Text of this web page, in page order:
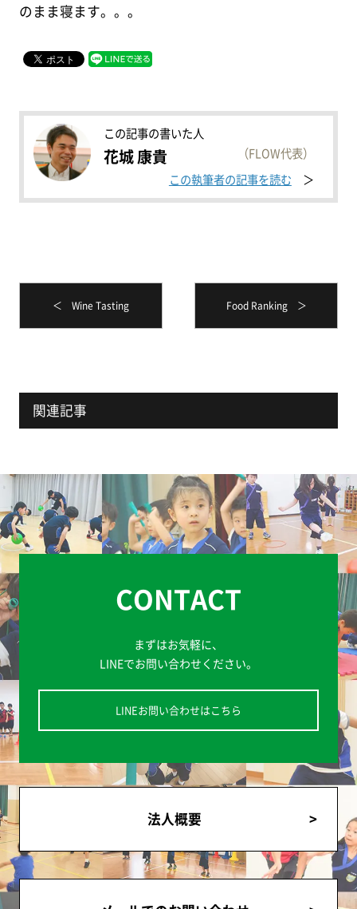
のまま寝ます。。。
この記事の書いた人
花城 康貴
（FLOW代表）
この執筆者の記事を読む
＜ Wine Tasting Food Ranking ＞
関連記事
CONTACT
まずはお気軽に、
LINEでお問い合わせください。
LINEお問い合わせはこちら
法人概要